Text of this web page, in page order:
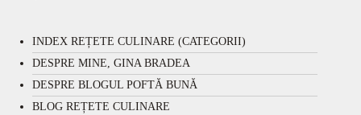
INDEX REȚETE CULINARE (CATEGORII)
DESPRE MINE, GINA BRADEA
DESPRE BLOGUL POFTĂ BUNĂ
BLOG REȚETE CULINARE